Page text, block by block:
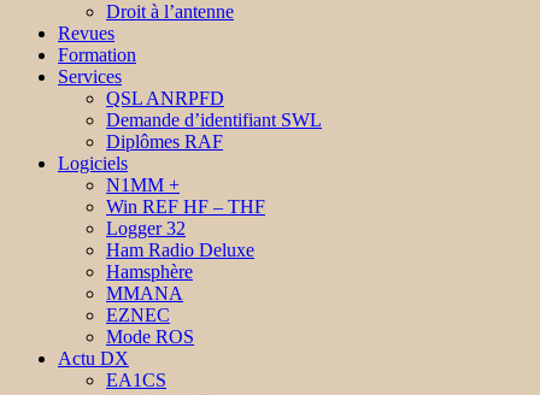
Droit à l’antenne
Revues
Formation
Services
QSL ANRPFD
Demande d’identifiant SWL
Diplômes RAF
Logiciels
N1MM +
Win REF HF – THF
Logger 32
Ham Radio Deluxe
Hamsphère
MMANA
EZNEC
Mode ROS
Actu DX
EA1CS